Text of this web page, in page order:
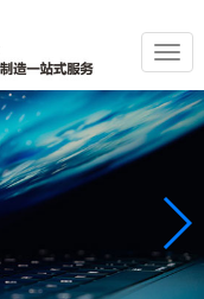
切
换
导
航